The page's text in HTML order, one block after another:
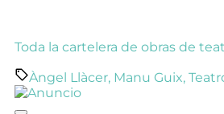
Toda la cartelera de obras de
Àngel Llàcer, Manu Guix,